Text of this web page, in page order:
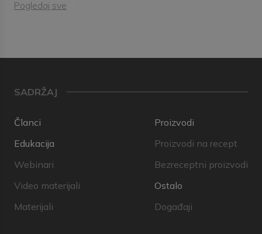
Pogledaj sve
SADRŽAJ
Članci
Edukacija
Webinari
Video materijali
Materijali
Proizvodi
Proizvodi na recept
Bezreceptni proizvodi
Ostalo
Događaji